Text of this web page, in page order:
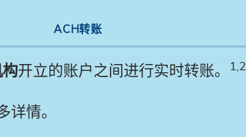
ACH转账
构开立的账户之间进行实时转账。 1,2
详情。